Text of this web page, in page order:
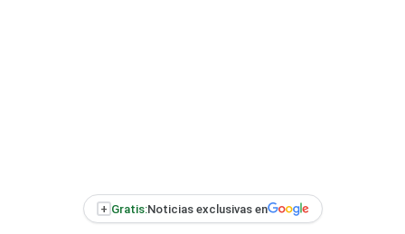
+ Gratis:Noticias exclusivas en